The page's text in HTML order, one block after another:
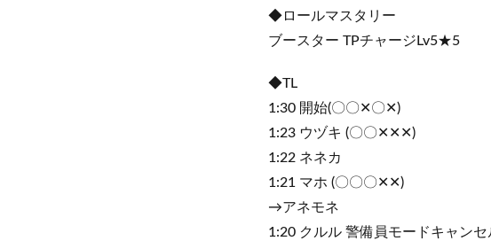
◆ロールマスタリー
ブースター TPチャージLv5★5
◆TL
1:30 開始(〇〇✕〇✕)
1:23 ウヅキ (〇〇✕✕✕)
1:22 ネネカ
1:21 マホ (〇〇〇✕✕)
→アネモネ
1:20 クルル 警備員モードキャン